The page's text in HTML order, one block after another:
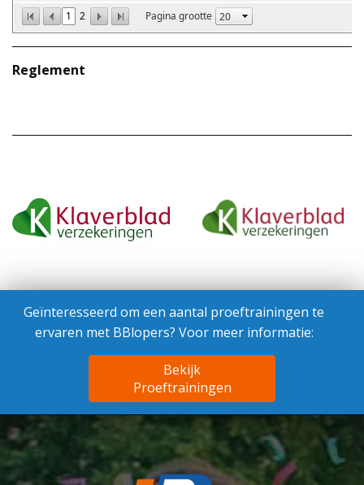
1 2 Pagina grootte
Reglement
Geïnteresseerd om een aantal proeftrainingen te
ervaren met BBlopers? Voor meer informatie:
Bekijk
Proeftrainingen